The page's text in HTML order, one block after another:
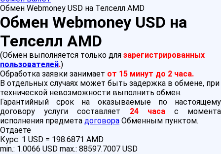
Обмен Webmoney USD на Телселл AMD
Обмен Webmoney USD на
Телселл AMD
(Обмен выполняется только для зарегистрированных
пользователей.)
Обработка заявки занимает от 15 минут до 2 часа.
В отдельных случаях может быть задержка в обмене, при
технической невозможности выполнить обмен.
Гарантийный срок на оказываемые по настоящему
договору услуги составляет 24 часас момента
исполнения предмета договора Обменным пунктом.
Отдаете
Курс: 1 USD = 198.6871 AMD
min.: 1.0066 USD max.: 88597.7007 USD